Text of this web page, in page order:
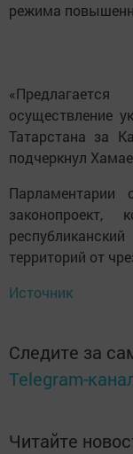
режима
осуществление
Татарстана за
подчеркнул
Парламентарии
территорий от
Источник
Следите за
Telegram-
Читайте